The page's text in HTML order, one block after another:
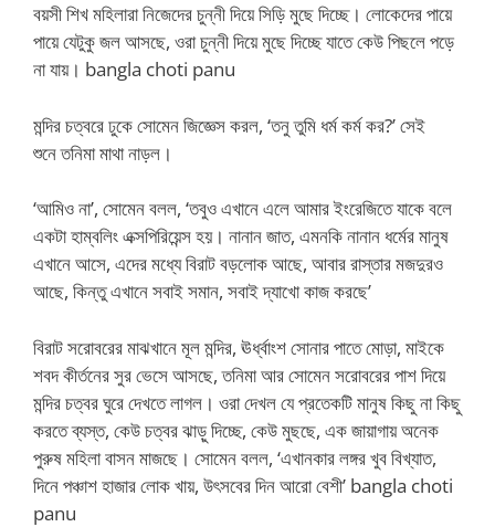
বয়সী শিখ মহিলারা নিজেদের চুন্নী দিয়ে সিড়ি মুছে দিচ্ছে। লোকেদের পায়ে
পায়ে যেটুকু জল আসছে, ওরা চুন্নী দিয়ে মুছে দিচ্ছে যাতে কেউ পিছলে পড়ে
না যায়। bangla choti panu
মন্দির চত্বরে ঢুকে সোমেন জিজ্ঞেস করল, ‘তনু তুমি ধর্ম কর্ম কর?’ সেই
শুনে তনিমা মাথা নাড়ল।
‘আমিও না’, সোমেন বলল, ‘তবুও এখানে এলে আমার ইংরেজিতে যাকে বলে
একটা হাম্বলিং এক্সপিরিয়েন্স হয়। নানান জাত, এমনকি নানান ধর্মের মানুষ
এখানে আসে, এদের মধ্যে বিরাট বড়লোক আছে, আবার রাস্তার মজদুরও
আছে, কিন্তু এখানে সবাই সমান, সবাই দ্যাখো কাজ করছে’
বিরাট সরোবরের মাঝখানে মূল মন্দির, ঊর্ধ্বাংশ সোনার পাতে মোড়া, মাইকে
শবদ কীর্তনের সুর ভেসে আসছে, তনিমা আর সোমেন সরোবরের পাশ দিয়ে
মন্দির চত্বর ঘুরে দেখতে লাগল। ওরা দেখল যে প্রতেকটি মানুষ কিছু না কিছু
করতে ব্যস্ত, কেউ চত্বর ঝাড়ু দিচ্ছে, কেউ মুছছে, এক জায়াগায় অনেক
পুরুষ মহিলা বাসন মাজছে। সোমেন বলল, ‘এখানকার লঙ্গর খুব বিখ্যাত,
দিনে পঞ্চাশ হাজার লোক খায়, উৎসবের দিন আরো বেশী’ bangla choti
panu